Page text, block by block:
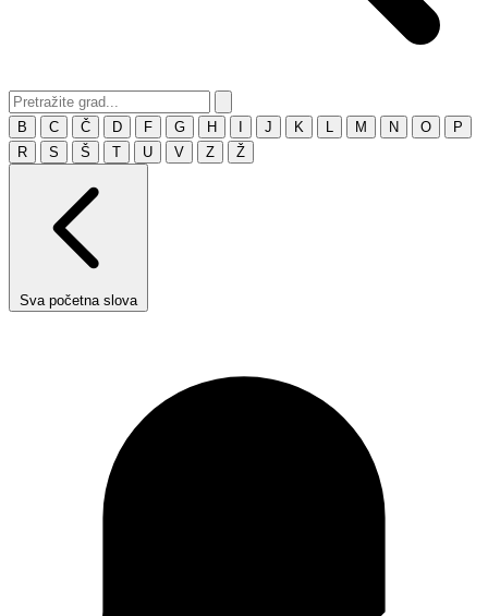
B C Č D F G H J K M N O
P
R
S Š T U V Z Ž
Sva početna slova